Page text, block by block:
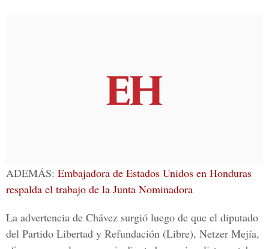
ADEMÁS: Embajadora de Estados Unidos en Honduras
respalda el trabajo de la Junta Nominadora
La advertencia de Chávez surgió luego de que el diputado
del Partido Libertad y Refundación (Libre), Netzer Mejía,